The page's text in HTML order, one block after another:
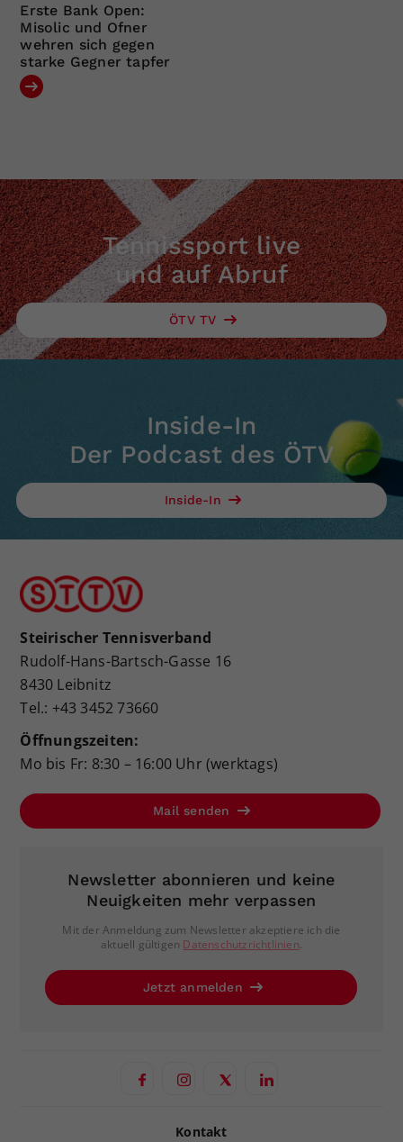
Erste Bank Open:
Misolic und Ofner
wehren sich gegen
starke Gegner tapfer
Tennissport live
und auf Abruf
ÖTV TV
Inside-In
Der Podcast des ÖTV
Inside-In
Steirischer Tennisverband
Rudolf-Hans-Bartsch-Gasse 16
8430 Leibnitz
Tel.: +43 3452 73660
Öffnungszeiten:
Mo bis Fr: 8:30 – 16:00 Uhr (werktags)
Mail senden
Newsletter abonnieren und keine
Neuigkeiten mehr verpassen
Mit der Anmeldung zum Newsletter akzeptiere ich die
aktuell gültigen Datenschutzrichtlinien.
Jetzt anmelden
Kontakt